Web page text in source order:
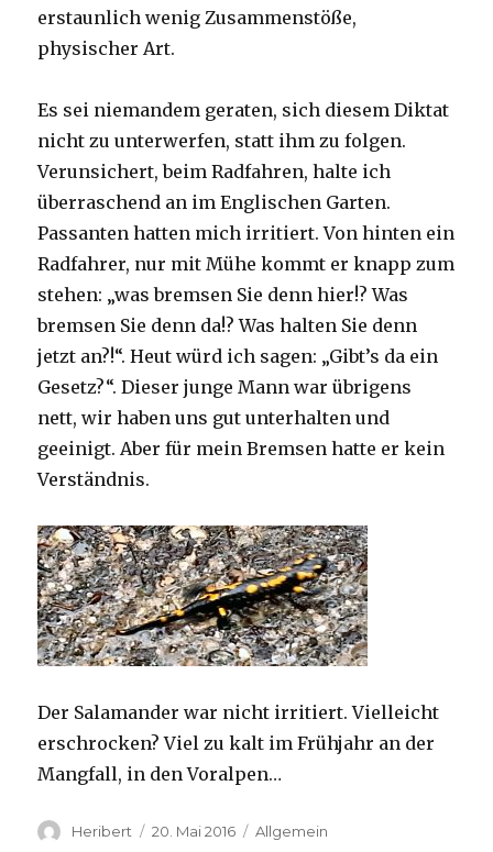
erstaunlich wenig Zusammenstöße,
physischer Art.
Es sei niemandem geraten, sich diesem Diktat
nicht zu unterwerfen, statt ihm zu folgen.
Verunsichert, beim Radfahren, halte ich
überraschend an im Englischen Garten.
Passanten hatten mich irritiert. Von hinten ein
Radfahrer, nur mit Mühe kommt er knapp zum
stehen: „was bremsen Sie denn hier!? Was
bremsen Sie denn da!? Was halten Sie denn
jetzt an?!“. Heut würd ich sagen: „Gibt’s da ein
Gesetz?“. Dieser junge Mann war übrigens
nett, wir haben uns gut unterhalten und
geeinigt. Aber für mein Bremsen hatte er kein
Verständnis.
Der Salamander war nicht irritiert. Vielleicht
erschrocken? Viel zu kalt im Frühjahr an der
Mangfall, in den Voralpen…
Autor
Heribert
Veröffentlicht
20. Mai 2016 Kategorien
Allgemein